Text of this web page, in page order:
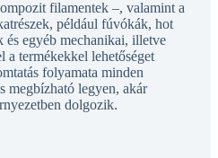
filamentek –, valamint a
például fúvókák, hot
egyéb mechanikai, illetve
termékekkel lehetőséget
folyamata minden
megbízható legyen, akár
dolgozik.